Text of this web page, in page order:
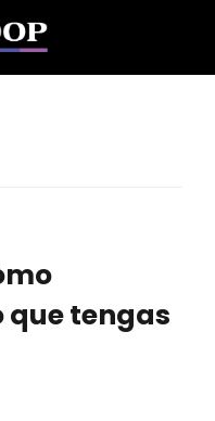
que tengas